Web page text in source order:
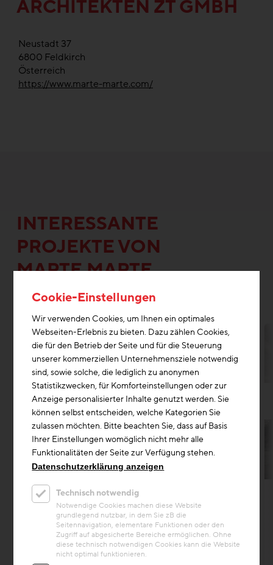
ARCHITEKTEN ZT GMBH
Neustadt 37
6800 Feldkirch
Österreich
https://www.marte-marte.com/
INTERESSANTE
PROJEKTE VON
MARTE.MARTE
ARCHITEKTEN ZT GMBH
Projekt
Das Deutschlandhaus
Das Deutschlandhaus in Berlin hat mit der
Stiftung Flucht, Vertreibung, Versöhnung seit
Cookie-Einstellungen
Wir verwenden Cookies, um Ihnen ein optimales
Webseiten-Erlebnis zu bieten. Dazu zählen Cookies,
die für den Betrieb der Seite und für die Steuerung
unserer kommerziellen Unternehmensziele notwendig
sind, sowie solche, die lediglich zu anonymen
Statistikzwecken, für Komforteinstellungen oder zur
Anzeige personalisierter Inhalte genutzt werden. Sie
können selbst entscheiden, welche Kategorien Sie
zulassen möchten. Bitte beachten Sie, dass auf Basis
Ihrer Einstellungen womöglich nicht mehr alle
Funktionalitäten der Seite zur Verfügung stehen.
Datenschutzerklärung anzeigen
Technisch notwendig
Notwendige Cookies machen diese Website
grundlegend nutzbar, in dem Sie zB die
Seitennavigation, elementare Funktionen oder den
Zugriff auf abgesicherte Bereiche ermöglichen. Ohne
diese technisch notwendigen Cookies kann die Website
nicht optimal funktionieren.